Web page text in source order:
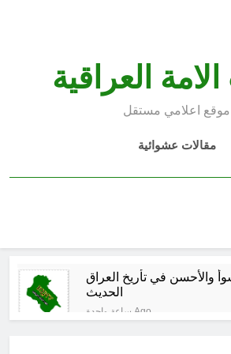
العراقية
موقع اعلامي مستقل
مقالات عشوائية
والأحسن في تأريخ العراق
الحديث
ساعة واحدة Ago